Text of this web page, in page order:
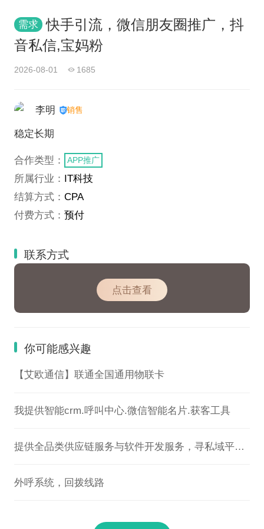
需求
快手引流，微信朋友圈推广，抖
音私信,宝妈粉
2026-08-01 1685
李明 销售
稳定长期
合作类型： APP推广
所属行业： IT科技
结算方式： CPA
付费方式： 预付
联系方式
点击查看
你可能感兴趣
【艾欧通信】联通全国通用物联卡
我提供智能crm.呼叫中心.微信智能名片.获客工具
提供全品类供应链服务与软件开发服务，寻私域平台方合作
外呼系统，回拨线路